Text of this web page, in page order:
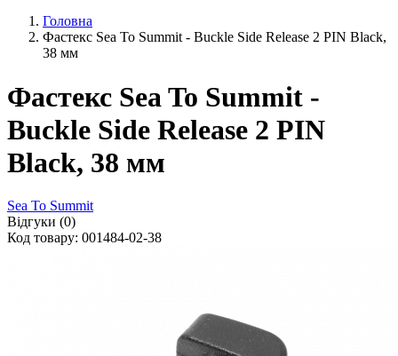
Головна
Фастекс Sea To Summit - Buckle Side Release 2 PIN Black,
38 мм
Фастекс Sea To Summit -
Buckle Side Release 2 PIN
Black, 38 мм
Sea To Summit
Відгуки (0)
Код товару: 001484-02-38